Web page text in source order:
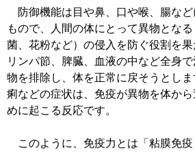
防御機能は目や鼻、口や喉、腸など
もので、人間の体にとって異物とな
菌、花粉など）の侵入を防ぐ役割を
リンパ節、脾臓、血液の中など全身
物を排除し、体を正常に戻そうとし
痢などの症状は、免疫が異物を体か
めに起こる反応です。
このように、免疫力とは「粘膜免疫